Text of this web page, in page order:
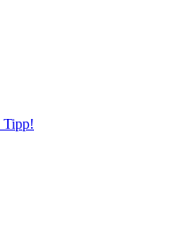
Tipp!